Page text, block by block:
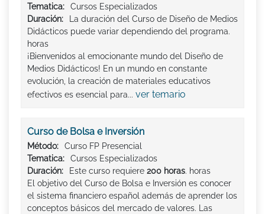
Tematica:
Cursos Especializados
Duración:
La duración del Curso de Diseño de Medios
Didácticos puede variar dependiendo del programa.
horas
¡Bienvenidos al emocionante mundo del Diseño de
Medios Didácticos! En un mundo en constante
evolución, la creación de materiales educativos
efectivos es esencial para... ver temario
Curso de Bolsa e Inversión
Método:
Curso FP Presencial
Tematica:
Cursos Especializados
Duración:
Este curso requiere 200 horas. horas
El objetivo del Curso de Bolsa e Inversión es conocer
el sistema financiero español además de aprender los
conceptos básicos del mercado de valores. Las